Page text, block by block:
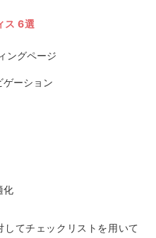
ス 6選
ングページ
ーション
化
てチェックリストを用いて